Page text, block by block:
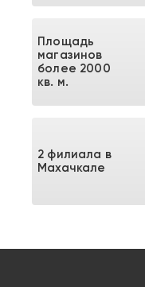
Площадь
магазинов
более 2000
кв. м.
2 филиала в
Махачкале